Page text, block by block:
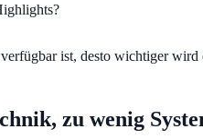
ist, desto wichtiger wird
zu wenig